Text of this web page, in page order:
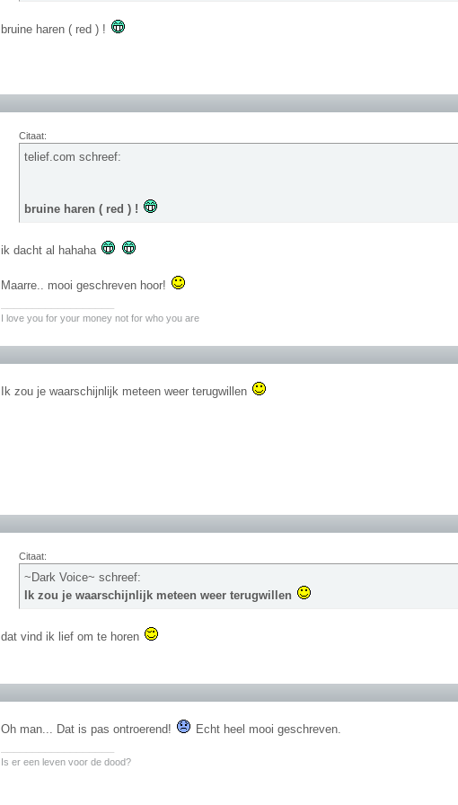
bruine haren ( red ) !
Citaat:
telief.com schreef:
bruine haren ( red ) !
ik dacht al hahaha
Maarre.. mooi geschreven hoor!
I love you for your money not for who you are
Ik zou je waarschijnlijk meteen weer terugwillen
Citaat:
~Dark Voice~ schreef:
Ik zou je waarschijnlijk meteen weer terugwillen
dat vind ik lief om te horen
Oh man... Dat is pas ontroerend!
Echt heel mooi geschreven.
Is er een leven voor de dood?